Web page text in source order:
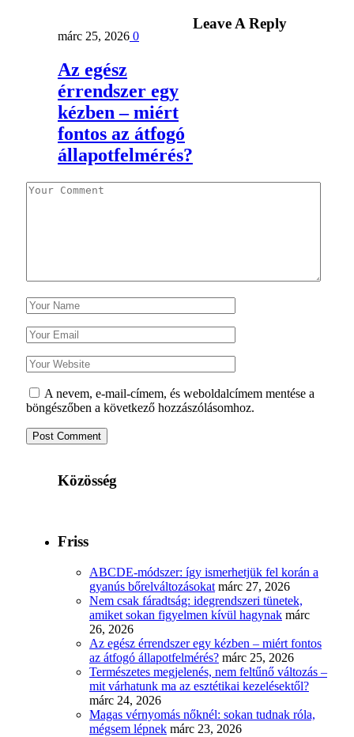
márc 25, 2026 0
Az egész
érrendszer egy
kézben – miért
fontos az átfogó
állapotfelmérés?
Leave A Reply
A nevem, e-mail-címem, és weboldalcímem mentése a
böngészőben a következő hozzászólásomhoz.
Közösség
Friss
ABCDE‑módszer: így ismerhetjük fel korán a
gyanús bőrelváltozásokat márc 27, 2026
Nem csak fáradtság: idegrendszeri tünetek,
amiket sokan figyelmen kívül hagynak márc
26, 2026
Az egész érrendszer egy kézben – miért fontos
az átfogó állapotfelmérés? márc 25, 2026
Természetes megjelenés, nem feltűnő változás –
mit várhatunk ma az esztétikai kezelésektől?
márc 24, 2026
Magas vérnyomás nőknél: sokan tudnak róla,
mégsem lépnek márc 23, 2026